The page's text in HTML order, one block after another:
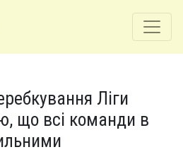
Ліги
що всі команди в